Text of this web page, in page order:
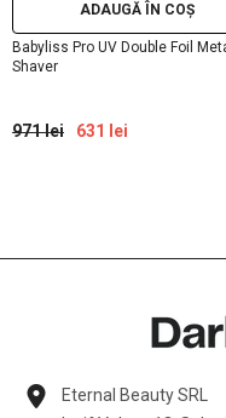
ADAUGĂ ÎN COȘ
Babyliss Pro UV Double Foil
Shaver
971 lei 631 lei
Eternal Beauty SRL